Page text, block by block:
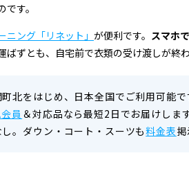
す。
ニング「リネット」 が便利です。 スマホ
ばずとも、自宅前で衣類の受け渡しが終わ
北をはじめ、日本全国でご利用可能で
員 ＆対応品なら最短2日でお届けします
。ダウン・コート・スーツも料金表掲